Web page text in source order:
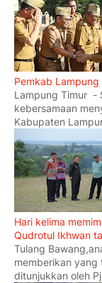
Pemkab Lampung
Lampung Timur -
kebersamaan
Kabupaten
Hari kelima
Qudrotul Ikhwan
Tulang
memberikan
ditunjukkan oleh